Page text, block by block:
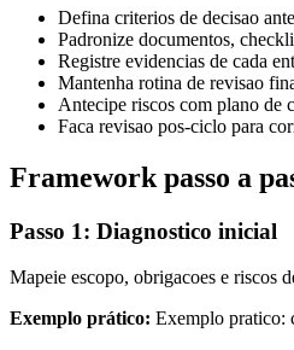
Defina criterios de decisao
Padronize documentos,
Registre evidencias de cada
Mantenha rotina de revisao
Antecipe riscos com plano de
Faca revisao pos-ciclo para
Framework passo a
Passo 1: Diagnostico inicial
Mapeie escopo, obrigacoes e riscos
Exemplo prático: Exemplo pratico: